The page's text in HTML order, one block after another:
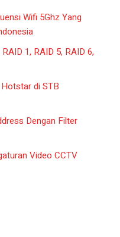
Wifi 5Ghz Yang
1, RAID 5, RAID 6,
di STB
Dengan Filter
Video CCTV